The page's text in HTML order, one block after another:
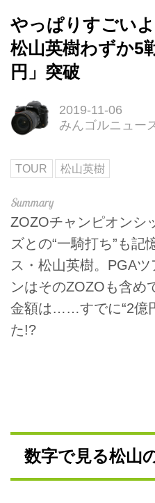
やっぱりすごい
松山英樹わずか5
円」突破
2019-11-06
みんゴルニュー
TOUR 松山英樹
ZOZOチャンピオンシ
ズとの“一騎打ち”も記
ス・松山英樹。PGA
ンはそのZOZOも含め
金額は……すでに“2億
た!?
数字で見る松山